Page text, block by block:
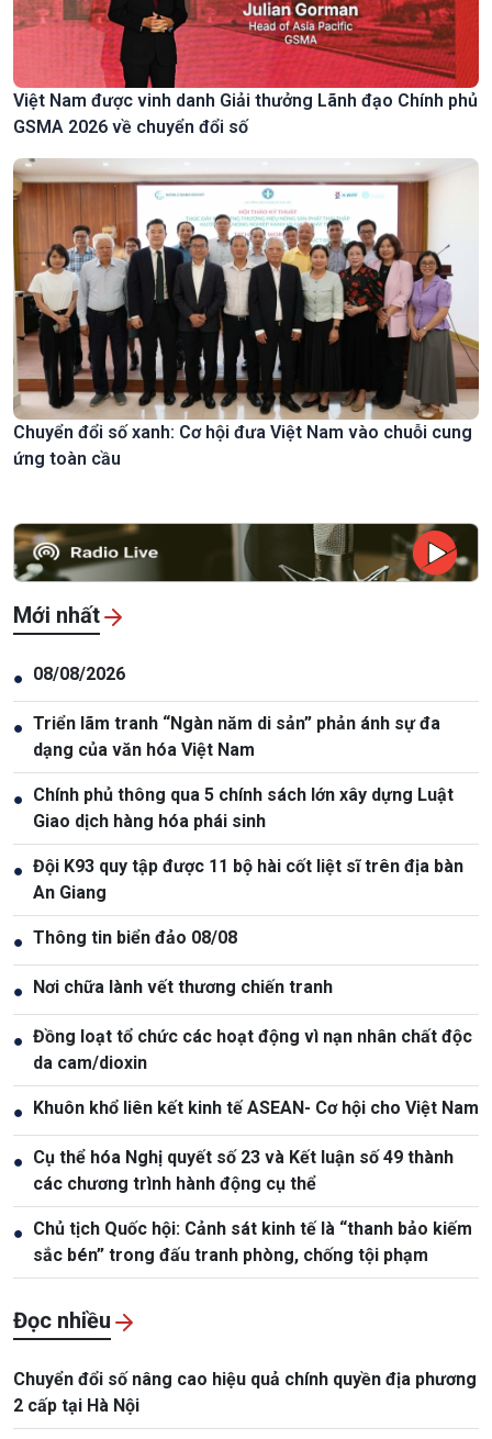
Việt Nam được vinh danh Giải thưởng Lãnh đạo Chính phủ
GSMA 2026 về chuyển đổi số
Chuyển đổi số xanh: Cơ hội đưa Việt Nam vào chuỗi cung
ứng toàn cầu
Mới nhất
● 08/08/2026
● Triển lãm tranh “Ngàn năm di sản” phản ánh sự đa
dạng của văn hóa Việt Nam
● Chính phủ thông qua 5 chính sách lớn xây dựng Luật
Giao dịch hàng hóa phái sinh
● Đội K93 quy tập được 11 bộ hài cốt liệt sĩ trên địa bàn
An Giang
● Thông tin biển đảo 08/08
● Nơi chữa lành vết thương chiến tranh
● Đồng loạt tổ chức các hoạt động vì nạn nhân chất độc
da cam/dioxin
● Khuôn khổ liên kết kinh tế ASEAN- Cơ hội cho Việt Nam
● Cụ thể hóa Nghị quyết số 23 và Kết luận số 49 thành
các chương trình hành động cụ thể
● Chủ tịch Quốc hội: Cảnh sát kinh tế là “thanh bảo kiếm
sắc bén” trong đấu tranh phòng, chống tội phạm
Đọc nhiều
Chuyển đổi số nâng cao hiệu quả chính quyền địa phương
2 cấp tại Hà Nội